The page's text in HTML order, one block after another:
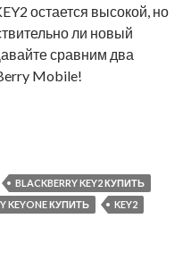
остается высокой, но
ли новый
сравним два
Mobile!
KEYone или KEY2?
BLACKBERRY KEY2 КУПИТЬ
KEYONE КУПИТЬ
KEY2